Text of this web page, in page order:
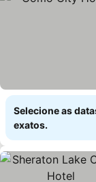
Selecione as
exatos.